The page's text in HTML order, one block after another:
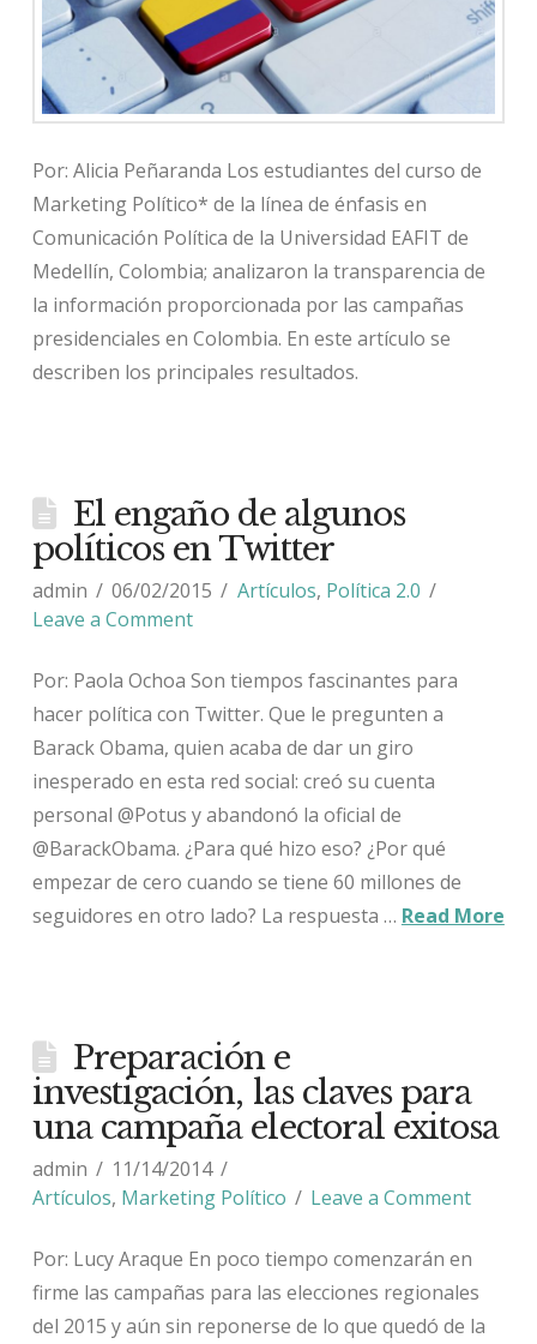
Por: Alicia Peñaranda Los estudiantes del curso de
Marketing Político* de la línea de énfasis en
Comunicación Política de la Universidad EAFIT de
Medellín, Colombia; analizaron la transparencia de
la información proporcionada por las campañas
presidenciales en Colombia. En este artículo se
describen los principales resultados.
El engaño de algunos
políticos en Twitter
admin 06/02/2015 Artículos, Política 2.0
Leave a Comment
Por: Paola Ochoa Son tiempos fascinantes para
hacer política con Twitter. Que le pregunten a
Barack Obama, quien acaba de dar un giro
inesperado en esta red social: creó su cuenta
personal @Potus y abandonó la oficial de
@BarackObama. ¿Para qué hizo eso? ¿Por qué
empezar de cero cuando se tiene 60 millones de
seguidores en otro lado? La respuesta … Read More
Preparación e
investigación, las claves para
una campaña electoral exitosa
admin
11/14/2014
Artículos, Marketing Político Leave a Comment
Por: Lucy Araque En poco tiempo comenzarán en
firme las campañas para las elecciones regionales
del 2015 y aún sin reponerse de lo que quedó de la